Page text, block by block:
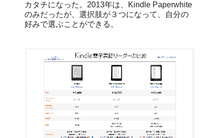
カタチになった。2013年は、Kindle Paperwhite
のみだったが、選択肢が３つになって、自分の
好みで選ぶことができる。